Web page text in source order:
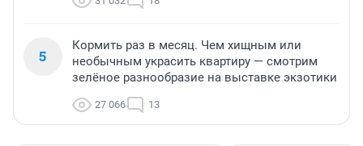
5
Кормить раз в месяц. Чем хищным или
необычным украсить квартиру — смотрим
зелёное разнообразие на выставке экзотики
27 066 13